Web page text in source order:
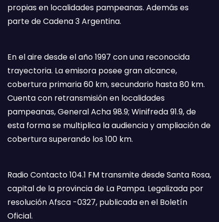
propias en localidades pampeanas. Además es
parte de Cadena 3 Argentina.
En el aire desde el año 1997 con una reconocida
trayectoria. La emisora posee gran alcance,
cobertura primaria 60 km, secundario hasta 80 km.
Cuenta con retransmisión en localidades
pampeanas, General Acha 98.9; Winifreda 91.9, de
esta forma se multiplica la audiencia y ampliación de
cobertura superando los 100 km.
Radio Contacto 104.1 FM transmite desde Santa Rosa,
capital de la provincia de La Pampa. Legalizada por
resolución Afsca -0327, publicada en el Boletín
Oficial.